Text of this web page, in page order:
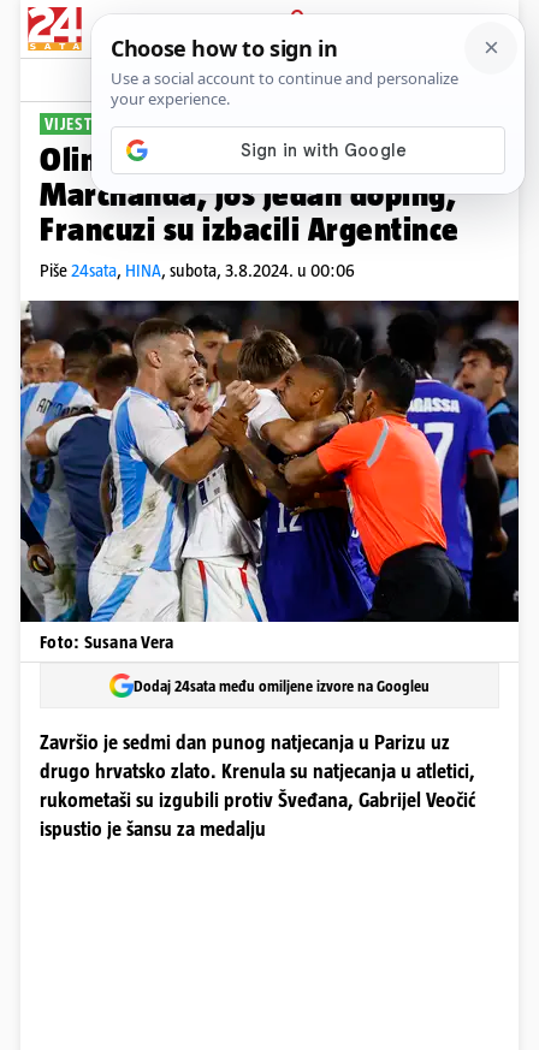
PRIJAVA
Sport Komentari
VIJESTI IZ PARIZA
Olimpijske igre: Četvrto zlato
Marchanda, još jedan doping,
Francuzi su izbacili Argentince
Piše24sata, HINA, subota, 3.8.2024. u 00:06
Foto: Susana Vera
Dodaj 24sata među omiljene izvore na Googleu
Završio je sedmi dan punog natjecanja u Parizu uz
drugo hrvatsko zlato. Krenula su natjecanja u atletici,
rukometaši su izgubili protiv Šveđana, Gabrijel Veočić
ispustio je šansu za medalju